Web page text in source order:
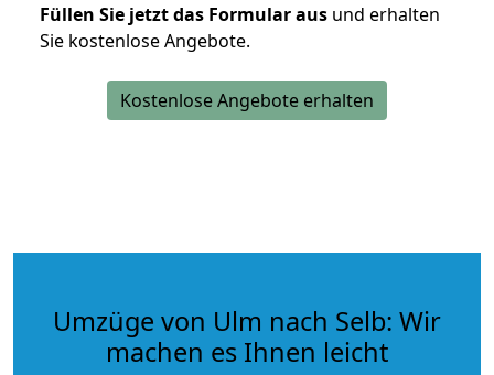
Füllen Sie jetzt das Formular aus und erhalten
Sie kostenlose Angebote.
Kostenlose Angebote erhalten
Umzüge von Ulm nach Selb: Wir
machen es Ihnen leicht